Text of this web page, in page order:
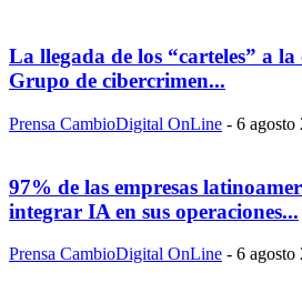
La llegada de los “carteles” a
Grupo de cibercrimen...
Prensa CambioDigital OnLine - 6 agosto
97% de las empresas
integrar IA en sus operaciones...
Prensa CambioDigital OnLine - 6 agosto